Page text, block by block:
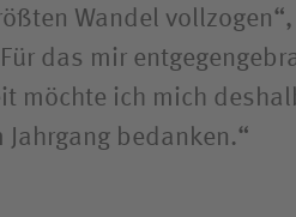
Wandel
das mir
möchte ich mich
bedanken.“